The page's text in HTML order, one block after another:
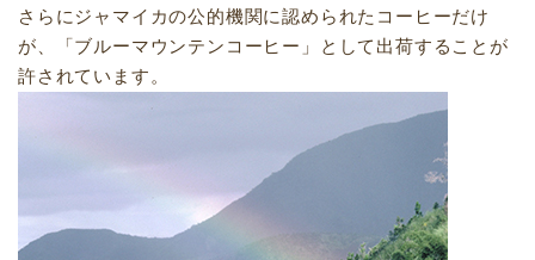
さらにジャマイカの公的機関に認められたコーヒーだけ
が、「ブルーマウンテンコーヒー」として出荷することが
許されています。